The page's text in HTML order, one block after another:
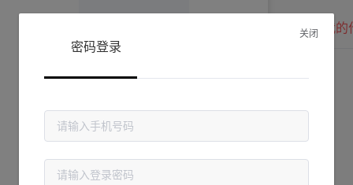
作品数 ：
粉丝数 ：
我
关闭
密码登录